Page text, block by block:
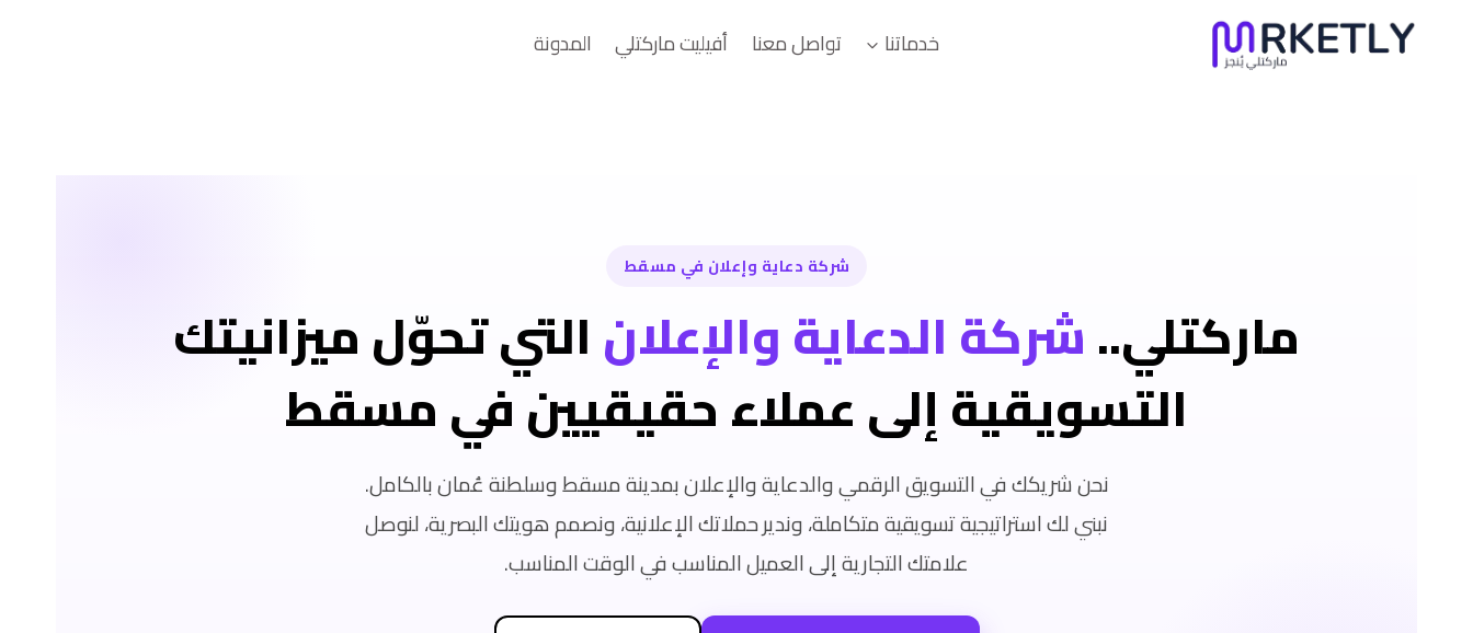
خدماتنا تواصل معنا أفيليت ماركتلي المدونة
شركة دعاية وإعلان في مسقط
ماركتلي..شركة الدعاية والإعلانالتي تحوّل ميزانيتك
التسويقية إلى عملاء حقيقيين في مسقط
نحن شريكك في التسويق الرقمي والدعاية والإعلان بمدينة مسقط وسلطنة عُمان بالكامل.
نبني لك استراتيجية تسويقية متكاملة، وندير حملاتك الإعلانية، ونصمم هويتك البصرية، لنوصل
علامتك التجارية إلى العميل المناسب في الوقت المناسب.